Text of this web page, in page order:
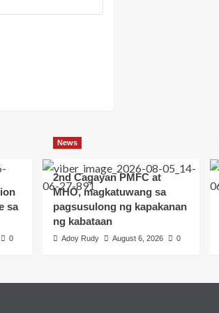
sa
0
News
2nd Cagayan PMFC at
MHO, magkatuwang sa
pagsusulong ng kapakanan
ng kabataan
Adoy Rudy August 6, 2026 0